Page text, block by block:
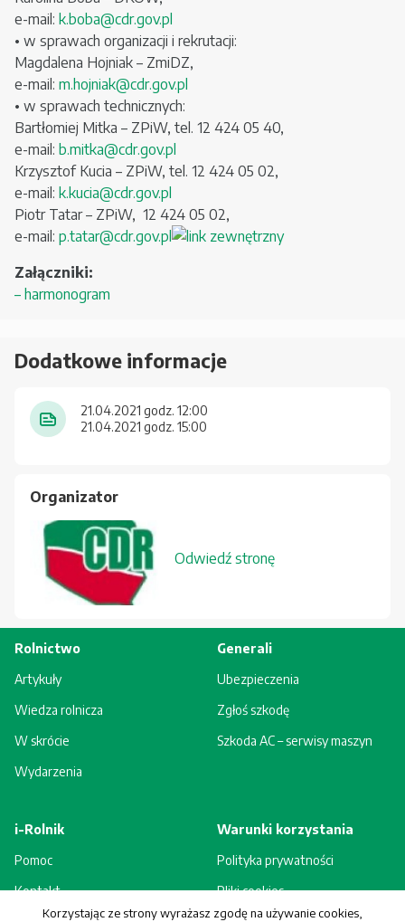
e-mail: k.boba@cdr.gov.pl
• w sprawach organizacji i rekrutacji:
Magdalena Hojniak – ZmiDZ,
e-mail: m.hojniak@cdr.gov.pl
• w sprawach technicznych:
Bartłomiej Mitka – ZPiW, tel. 12 424 05 40,
e-mail: b.mitka@cdr.gov.pl
Krzysztof Kucia – ZPiW, tel. 12 424 05 02,
e-mail: k.kucia@cdr.gov.pl
Piotr Tatar – ZPiW, 12 424 05 02,
e-mail: p.tatar@cdr.gov.pl
Załączniki:
– harmonogram
Dodatkowe informacje
21.04.2021 godz. 12:00
21.04.2021 godz. 15:00
Organizator
Odwiedź stronę
Rolnictwo
Artykuły
Wiedza rolnicza
W skrócie
Wydarzenia
Generali
Ubezpieczenia
Zgłoś szkodę
Szkoda AC – serwisy maszyn
i-Rolnik
Pomoc
Kontakt
Warunki korzystania
Polityka prywatności
Pliki cookies
Korzystając ze strony wyrażasz zgodę na używanie cookies,